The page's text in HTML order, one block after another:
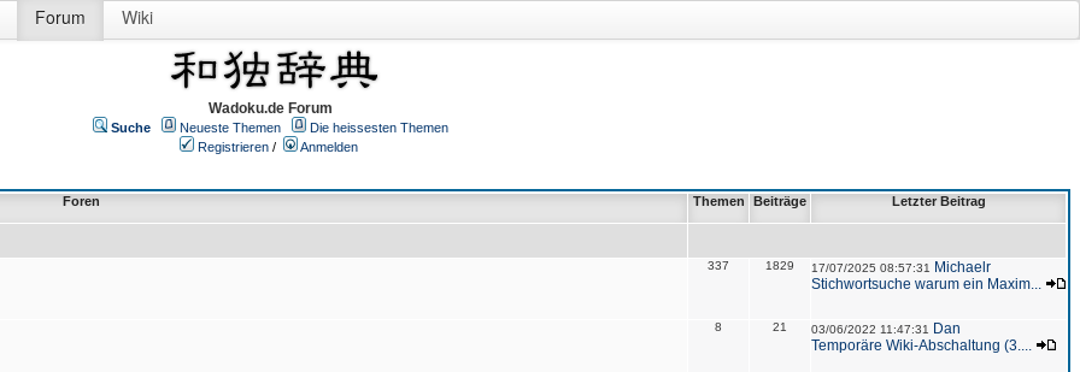
Forum Wiki
Wadoku.de Forum
Suche Neueste Themen
Die heissesten Themen
Registrieren / Anmelden
Foren Themen Beiträge Letzter Beitrag
337 1829 17/07/2025 08:57:31
Michaelr
Stichwortsuche warum ein Maxim...
8 21 03/06/2022 11:47:31
Dan
Temporäre Wiki-Abschaltung (3....